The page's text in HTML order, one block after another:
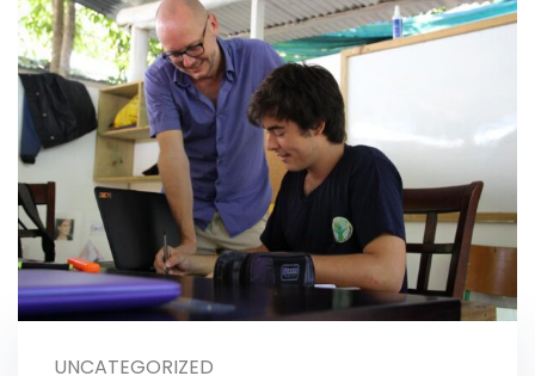
UNCATEGORIZED